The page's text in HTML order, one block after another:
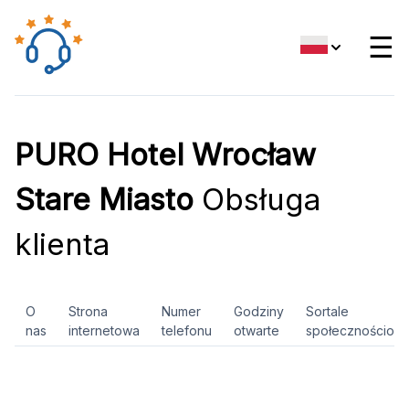
☰
PURO Hotel Wrocław
Stare Miasto Obsługa
klienta
O
nas
Strona
internetowa
Numer
telefonu
Godziny
otwarte
Sortale